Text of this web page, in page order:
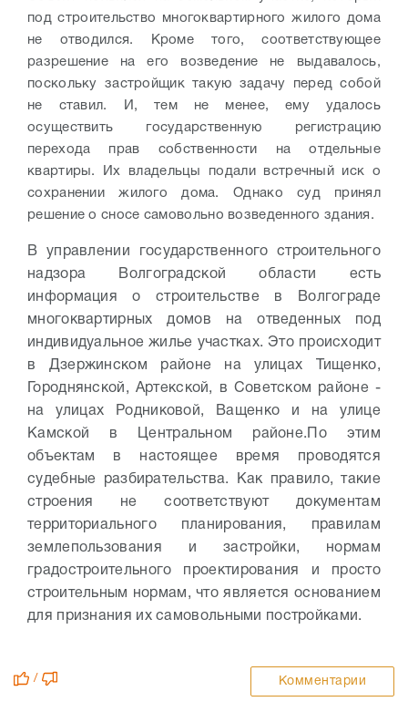
под строительство многоквартирного жилого дома
не отводился. Кроме того, соответствующее
разрешение на его возведение не выдавалось,
поскольку застройщик такую задачу перед собой
не ставил. И, тем не менее, ему удалось
осуществить государственную регистрацию
перехода прав собственности на отдельные
квартиры. Их владельцы подали встречный иск о
сохранении жилого дома. Однако суд принял
решение о сносе самовольно возведенного здания.
В управлении государственного строительного
надзора Волгоградской области есть
информация о строительстве в Волгограде
многоквартирных домов на отведенных под
индивидуальное жилье участках. Это происходит
в Дзержинском районе на улицах Тищенко,
Городнянской, Артекской, в Советском районе -
на улицах Родниковой, Ващенко и на улице
Камской в Центральном районе. По этим
объектам в настоящее время проводятся
судебные разбирательства. Как правило, такие
строения не соответствуют документам
территориального планирования, правилам
землепользования и застройки, нормам
градостроительного проектирования и просто
строительным нормам, что является основанием
для признания их самовольными постройками.
/ Комментарии